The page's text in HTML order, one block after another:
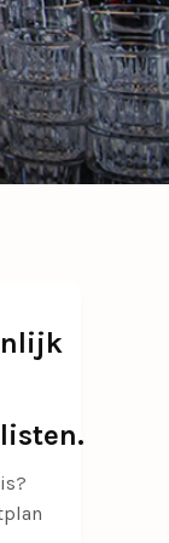
€50
€50